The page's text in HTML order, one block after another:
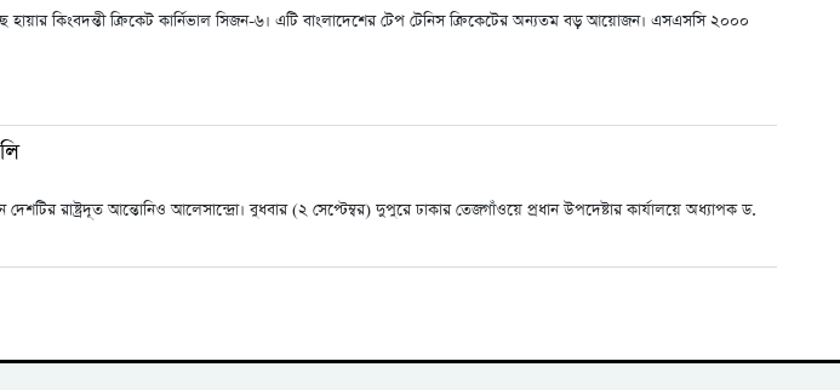
হায়ার কিংবদন্তী ক্রিকেট কার্নিভাল সিজন-৬। এটি বাংলাদেশের টেপ টেনিস ক্রিকেটের অন্যতম বড় আয়োজন। এসএসসি ২০০০
রাষ্ট্রদূত আন্তোনিও আলেসান্দ্রো। বুধবার (২ সেপ্টেম্বর) দুপুরে ঢাকার তেজগাঁওয়ে প্রধান উপদেষ্টার কার্যালয়ে অধ্যাপক ড.